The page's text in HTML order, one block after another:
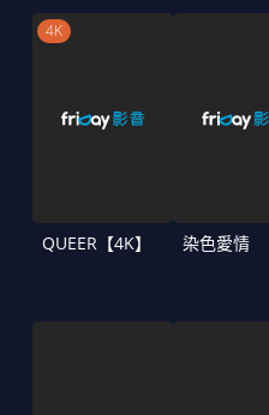
4K
QUEER【4K】 染色愛情